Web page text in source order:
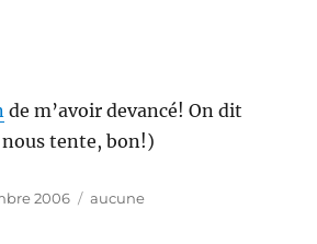
de m’avoir devancé! On dit
tente, bon!)
2006 Catégories
aucune